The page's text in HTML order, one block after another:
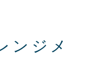
ンジメ